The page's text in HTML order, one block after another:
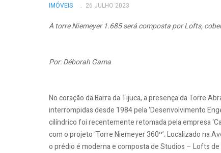
IMÓVEIS 26 JULHO 2023
A torre Niemeyer 1.685 será composta por Lofts,
Por: Déborah Gama
No coração da Barra da Tijuca, a presença da Torre
interrompidas desde 1984 pela ‘Desenvolvimento
cilíndrico foi recentemente retomada pela empresa
com o projeto ‘Torre Niemeyer 360º’. Localizado na
o prédio é moderna e composta de Studios – Lofts